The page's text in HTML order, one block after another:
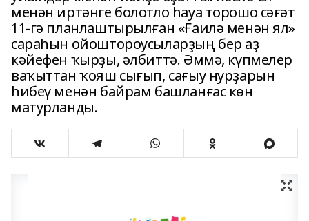
менән иртәнге болотло һауа торошо сәғәт
11-гә планлаштырылған «Ғаилә менән ял»
сараһын ойоштороусыларҙың бер аҙ
кәйефен ҡырҙы, әлбиттә. Әммә, күпмелер
ваҡыттан ҡояш сығып, сағыу нурҙарын
һибеү менән байрам башланғас көн
матурланды.